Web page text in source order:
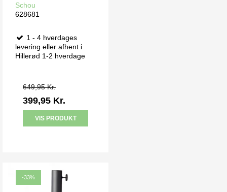
Schou
628681
1 - 4 hverdages
levering eller afhent i
Hillerød 1-2 hverdage
649,95 Kr.
399,95 Kr.
VIS PRODUKT
-33%